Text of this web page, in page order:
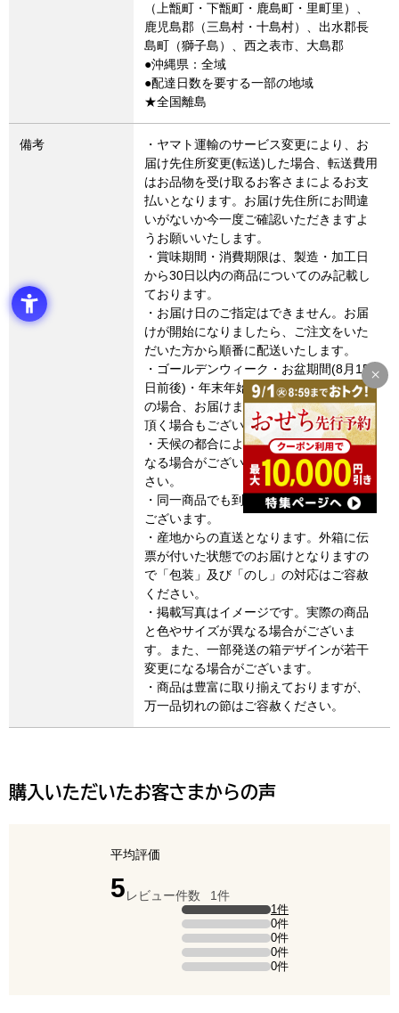
（上甑町・下甑町・鹿島町・里町里）、
鹿児島郡（三島村・十島村）、出水郡長
島町（獅子島）、西之表市、大島郡
●沖縄県：全域
●配達日数を要する一部の地域
★全国離島
備考
・ヤマト運輸のサービス変更により、お
届け先住所変更(転送)した場合、転送費用
はお品物を受け取るお客さまによるお支
払いとなります。お届け先住所にお間違
いがないか今一度ご確認いただきますよ
うお願いいたします。
・賞味期間・消費期限は、製造・加工日
から30日以内の商品についてのみ記載し
ております。
・お届け日のご指定はできません。お届
けが開始になりましたら、ご注文をいた
だいた方から順番に配送いたします。
・ゴールデンウィーク・お盆期間(8月15
日前後)・年末年始など連休に係るご注文
の場合、お届けまでに通常よりお時間を
頂く場合もございます。
・天候の都合によりお届け期間が変更に
なる場合がございます。予めご了承くだ
さい。
・同一商品でも到着時期がずれる場合が
ございます。
・産地からの直送となります。外箱に伝
票が付いた状態でのお届けとなりますの
で「包装」及び「のし」の対応はご容赦
ください。
・掲載写真はイメージです。実際の商品
と色やサイズが異なる場合がございま
す。また、一部発送の箱デザインが若干
変更になる場合がございます。
・商品は豊富に取り揃えておりますが、
万一品切れの節はご容赦ください。
購入いただいたお客さまからの声
平均評価
5点（5点満点中）
レビュー件数 1件
5点の評価は1件です（全体の100%）。
1件
4点の評価は0件です。 0件
3点の評価は0件です。 0件
2点の評価は0件です。 0件
1点の評価は0件です。 0件